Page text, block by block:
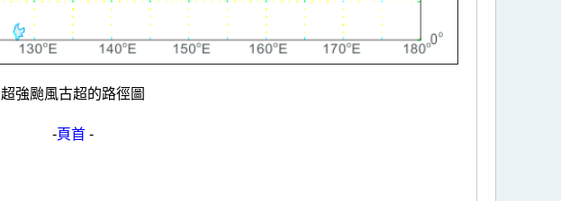
超強颱風古超的路徑圖
-頁首 -